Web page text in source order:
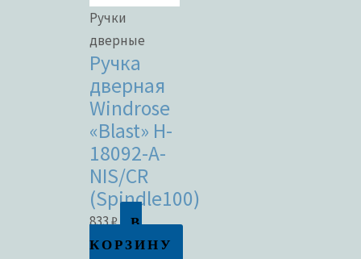
Ручки
дверные
Ручка
дверная
Windrose
«Blast» H-
18092-A-
NIS/CR
(Spindle100)
833₽
В
КОРЗИНУ